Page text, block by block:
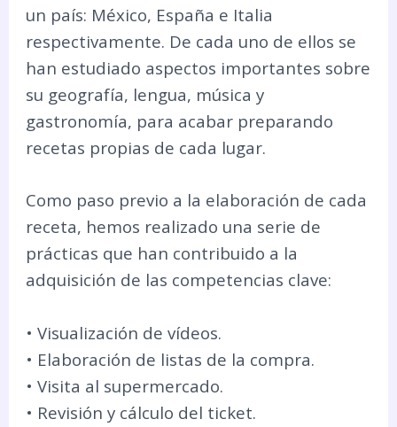
un país: México, España e Italia
respectivamente. De cada uno de ellos se
han estudiado aspectos importantes sobre
su geografía, lengua, música y
gastronomía, para acabar preparando
recetas propias de cada lugar.
Como paso previo a la elaboración de cada
receta, hemos realizado una serie de
prácticas que han contribuido a la
adquisición de las competencias clave:
• Visualización de vídeos.
• Elaboración de listas de la compra.
• Visita al supermercado.
• Revisión y cálculo del ticket.